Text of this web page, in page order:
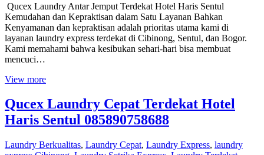
Qucex Laundry Antar Jemput Terdekat Hotel Haris Sentul
Kemudahan dan Kepraktisan dalam Satu Layanan Bahkan
Kenyamanan dan kepraktisan adalah prioritas utama kami di
layanan laundry express terdekat di Cibinong, Sentul, dan Bogor.
Kami memahami bahwa kesibukan sehari-hari bisa membuat
mencuci…
View more
Qucex Laundry Cepat Terdekat Hotel
Haris Sentul 085890758688
Laundry Berkualitas, Laundry Cepat, Laundry Express, laundry